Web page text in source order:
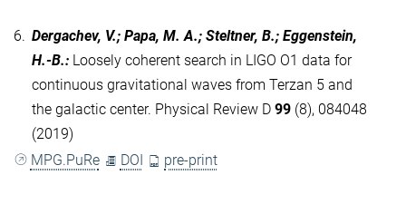
6. Dergachev, V.; Papa, M. A.; Steltner, B.; Eggenstein,
H.-B.: Loosely coherent search in LIGO O1 data for
continuous gravitational waves from Terzan 5 and
the galactic center. Physical Review D 99 (8), 084048
(2019)
MPG.PuRe
DOI pre-print